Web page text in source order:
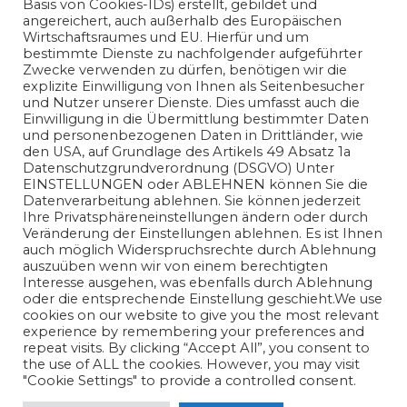
Informationszwecken. Der Autor übernimmt keine
Gewähr für die Richtigkeit, Vollständigkeit oder
Aktualität der bereitgestellten Informationen. Jegliche
Haftung für Schäden, die direkt oder indirekt aus der
Nutzung der Inhalte entstehen, wird ausgeschlossen.
Vertrag kündigen sitemap
Impressum & Datenschutzerklärung
Allgemeine Geschäftsbedingungen (AGB), Lizenz- und
Softwarebedingungen
Basis von Cookies-IDs) erstellt, gebildet und
angereichert, auch außerhalb des Europäischen
Wirtschaftsraumes und EU. Hierfür und um
bestimmte Dienste zu nachfolgender aufgeführter
Zwecke verwenden zu dürfen, benötigen wir die
explizite Einwilligung von Ihnen als Seitenbesucher
und Nutzer unserer Dienste. Dies umfasst auch die
Einwilligung in die Übermittlung bestimmter Daten
und personenbezogenen Daten in Drittländer, wie
den USA, auf Grundlage des Artikels 49 Absatz 1a
Datenschutzgrundverordnung (DSGVO) Unter
EINSTELLUNGEN oder ABLEHNEN können Sie die
Datenverarbeitung ablehnen. Sie können jederzeit
Ihre Privatsphäreneinstellungen ändern oder durch
Veränderung der Einstellungen ablehnen. Es ist Ihnen
auch möglich Widerspruchsrechte durch Ablehnung
auszuüben wenn wir von einem berechtigten
Interesse ausgehen, was ebenfalls durch Ablehnung
oder die entsprechende Einstellung geschieht.We use
cookies on our website to give you the most relevant
experience by remembering your preferences and
repeat visits. By clicking “Accept All”, you consent to
the use of ALL the cookies. However, you may visit
"Cookie Settings" to provide a controlled consent.